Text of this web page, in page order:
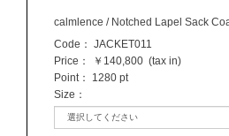
calmlence / Notched Lapel Sack
Code： JACKET011
Price：
￥140,800 (tax in)
Point： 1280 pt
Size ：